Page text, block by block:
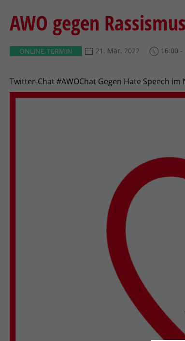
AWO gegen
ONLINE-TERMIN 21. Mär. 2022 16:00
Twitter-Chat #AWOChat Gegen Hate Speech im